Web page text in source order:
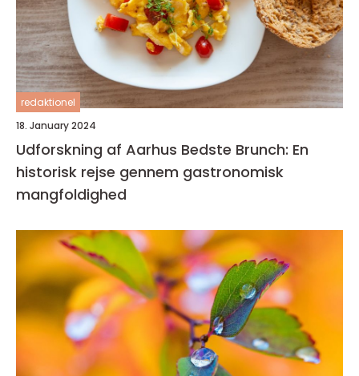
redaktionel
18. January 2024
Udforskning af Aarhus Bedste Brunch: En
historisk rejse gennem gastronomisk
mangfoldighed